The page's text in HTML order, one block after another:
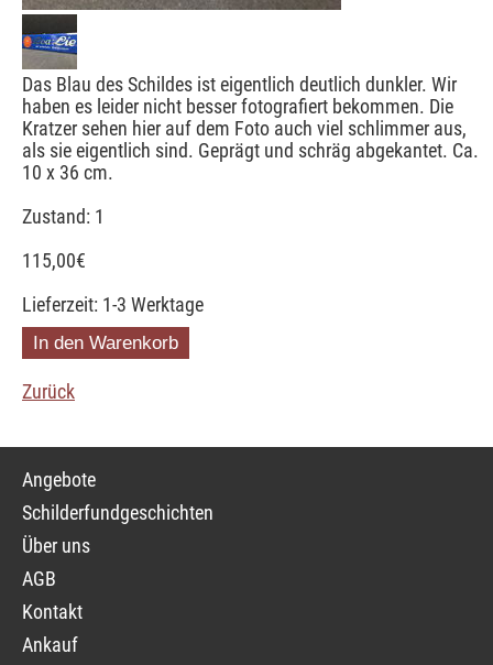
Das Blau des Schildes ist eigentlich deutlich dunkler. Wir
haben es leider nicht besser fotografiert bekommen. Die
Kratzer sehen hier auf dem Foto auch viel schlimmer aus,
als sie eigentlich sind. Geprägt und schräg abgekantet. Ca.
10 x 36 cm.
Zustand: 1
115,00€
Lieferzeit: 1-3 Werktage
Zurück
Navigation
überspringen
Angebote
Schilderfundgeschichten
Über uns
AGB
Kontakt
Ankauf